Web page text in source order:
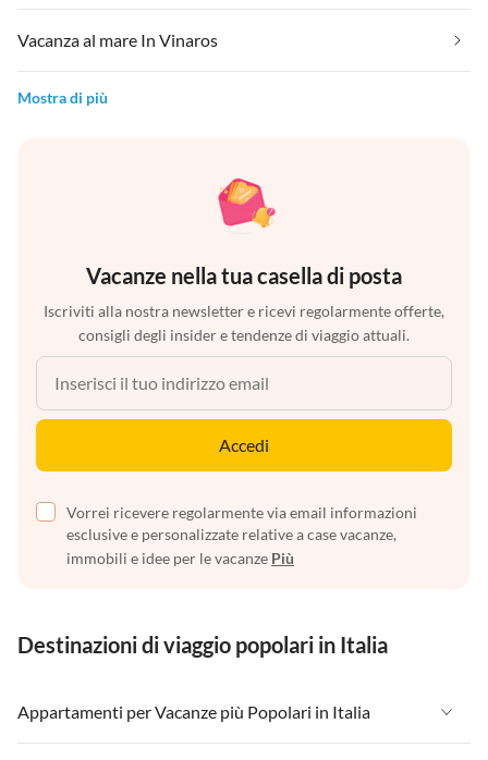
Vacanza al mare In Vinaros
Mostra di più
Vacanze nella tua casella di posta
Iscriviti alla nostra newsletter e ricevi regolarmente offerte,
consigli degli insider e tendenze di viaggio attuali.
Accedi
Vorrei ricevere regolarmente via email informazioni
esclusive e personalizzate relative a case vacanze,
immobili e idee per le vacanze Più
Destinazioni di viaggio popolari in Italia
Appartamenti per Vacanze più Popolari in Italia